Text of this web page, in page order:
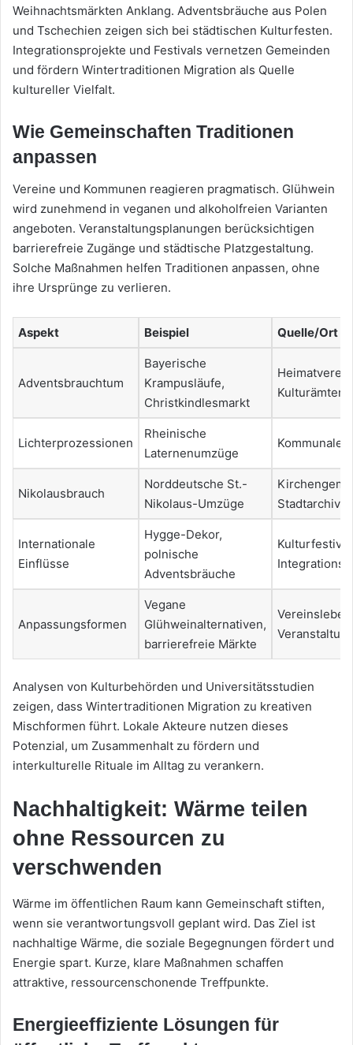
Weihnachtsmärkten Anklang. Adventsbräuche aus Polen
und Tschechien zeigen sich bei städtischen Kulturfesten.
Integrationsprojekte und Festivals vernetzen Gemeinden
und fördern Wintertraditionen Migration als Quelle
kultureller Vielfalt.
Wie Gemeinschaften Traditionen
anpassen
Vereine und Kommunen reagieren pragmatisch. Glühwein
wird zunehmend in veganen und alkoholfreien Varianten
angeboten. Veranstaltungsplanungen berücksichtigen
barrierefreie Zugänge und städtische Platzgestaltung.
Solche Maßnahmen helfen Traditionen anpassen, ohne
ihre Ursprünge zu verlieren.
Aspekt Beispiel Quelle/Ort
Adventsbrauchtum
Bayerische
Krampusläufe,
Christkindlesmarkt
Kulturämter
Lichterprozessionen
Rheinische
Laternenumzüge
Kommunale
Nikolausbrauch
Norddeutsche St.-
Nikolaus-Umzüge
Stadtarchive
Internationale
Einflüsse
Hygge-Dekor,
polnische
Adventsbräuche
Anpassungsformen
Vegane
Glühweinalternativen,
barrierefreie Märkte
Analysen von Kulturbehörden und Universitätsstudien
zeigen, dass Wintertraditionen Migration zu kreativen
Mischformen führt. Lokale Akteure nutzen dieses
Potenzial, um Zusammenhalt zu fördern und
interkulturelle Rituale im Alltag zu verankern.
Nachhaltigkeit: Wärme teilen
ohne Ressourcen zu
verschwenden
Wärme im öffentlichen Raum kann Gemeinschaft stiften,
wenn sie verantwortungsvoll geplant wird. Das Ziel ist
nachhaltige Wärme, die soziale Begegnungen fördert und
Energie spart. Kurze, klare Maßnahmen schaffen
attraktive, ressourcenschonende Treffpunkte.
Energieeffiziente Lösungen für